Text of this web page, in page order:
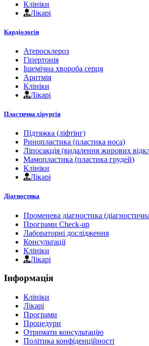
Клініки
Лікарі
Кардіологія
Атеросклероз
Гіпертонія
Ішемічна хвороба серця
Аритмія
Клініки
Лікарі
Пластична хірургія
Підтяжка (ліфтінг)
Ринопластика (пластика носа)
Ліпосакція (видалення жирових
Мамопластика (пластика грудей)
Клініки
Лікарі
Діагностика
Променева діагностика
Програми Check-up
Лабораторні дослідження
Консультації
Клініки
Лікарі
Інформація
Клініки
Лікарі
Програми
Процедури
Отримати консультацію
Політика конфіденційності